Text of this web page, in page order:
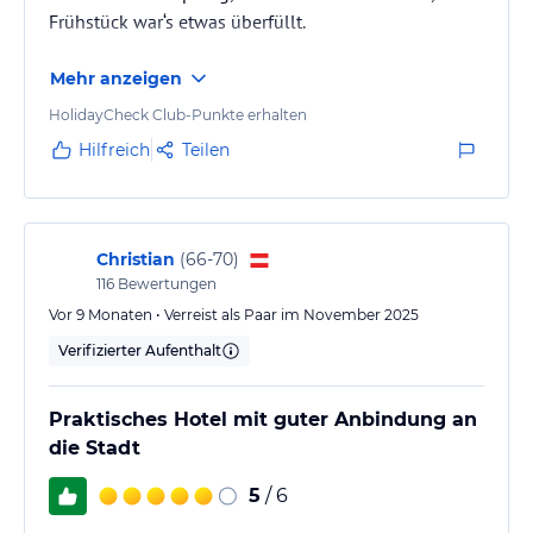
Frühstück war‘s etwas überfüllt.
Mehr anzeigen
HolidayCheck Club-Punkte erhalten
Hilfreich Teilen
Christian (66-70)
116 Bewertungen
Vor 9 Monaten • Verreist als Paar im November 2025
Verifizierter Aufenthalt
Praktisches Hotel mit guter Anbindung an
die Stadt
5 / 6